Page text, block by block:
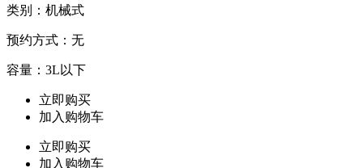
类别：机械式
预约方式：无
容量：3L以下
立即购买
加入购物车
立即购买
加入购物车